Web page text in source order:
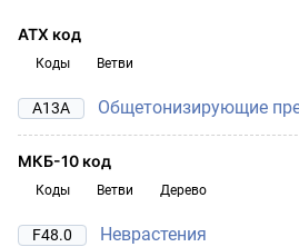
АТХ код
Коды Ветви
A13A Общетонизирующие
МКБ-10 код
Коды Ветви Дерево
F48.0 Неврастения